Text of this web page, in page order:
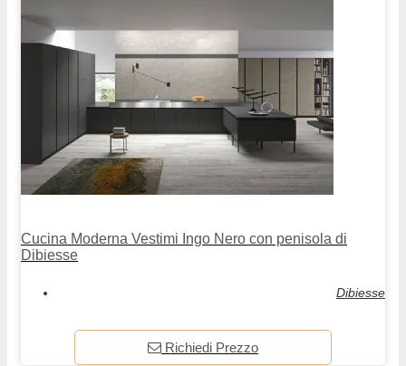
Cucina Moderna Vestimi Ingo Nero con penisola di
Dibiesse
Dibiesse
Richiedi Prezzo